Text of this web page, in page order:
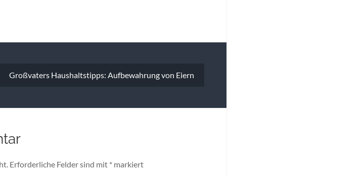
Großvaters Haushaltstipps: Aufbewahrung von Eiern
Erforderliche Felder sind mit * markiert